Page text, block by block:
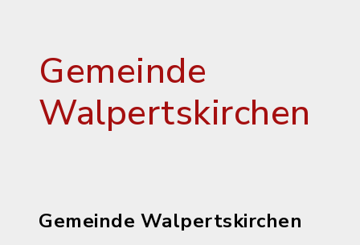
Gemeinde
Walpertskirchen
Gemeinde Walpertskirchen